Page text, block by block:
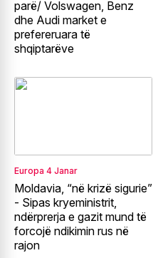
parë/ Volswagen, Benz
dhe Audi market e
prefereruara të
shqiptarëve
Europa 4 Janar
Moldavia, “në krizë sigurie”
- Sipas kryeministrit,
ndërprerja e gazit mund të
forcojë ndikimin rus në
rajon